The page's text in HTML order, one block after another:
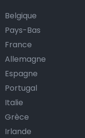
Belgique
Pays-Bas
France
Allemagne
Espagne
Portugal
Italie
Grèce
Irlande